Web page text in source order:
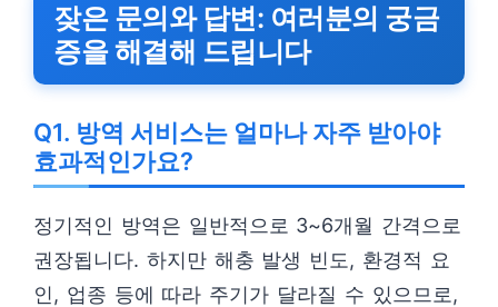
잦은 문의와 답변: 여러분의 궁금
증을 해결해 드립니다
Q1. 방역 서비스는 얼마나 자주 받아야
효과적인가요?
정기적인 방역은 일반적으로 3~6개월 간격으로
권장됩니다. 하지만 해충 발생 빈도, 환경적 요
인, 업종 등에 따라 주기가 달라질 수 있으므로,